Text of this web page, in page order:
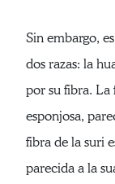
Sin embargo,
dos razas: la
por su fibra. La
esponjosa,
fibra de la suri
parecida a la